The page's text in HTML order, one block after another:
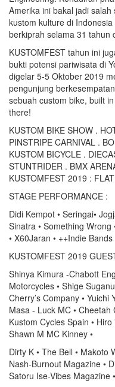
Amerika ini bakal jadi
kustom kulture di
berkiprah selama 31 tahun
KUSTOMFEST tahun ini
bukti potensi pariwisata di
digelar 5-5 Oktober 2019
pengunjung
sebuah custom bike, built
there!
KUSTOM BIKE SHOW .
PINSTRIPE CARNIVAL .
KUSTOM BICYCLE .
STUNTRIDER . BMX
KUSTOMFEST 2019 :
STAGE PERFORMANCE :
Didi Kempot • Seringai•
Sinatra • Something
• X60Jaran • ++Indie Bands
KUSTOMFEST 2019
Shinya Kimura -Chabott
Motorcycles • Shige
Cherry’s Company • Yuichi
Masa - Luck MC •
Kustom Cycles Spain •
Shawn M MC Kinney •
Dirty K • The Bell • Makoto
Nash-Burnout Magazine •
Satoru Ise-Vibes Magazine •